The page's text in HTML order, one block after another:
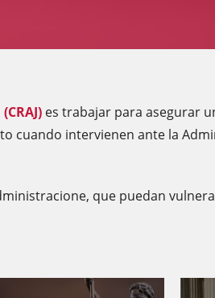
es trabajar para asegurar
cuando intervienen ante la
que puedan